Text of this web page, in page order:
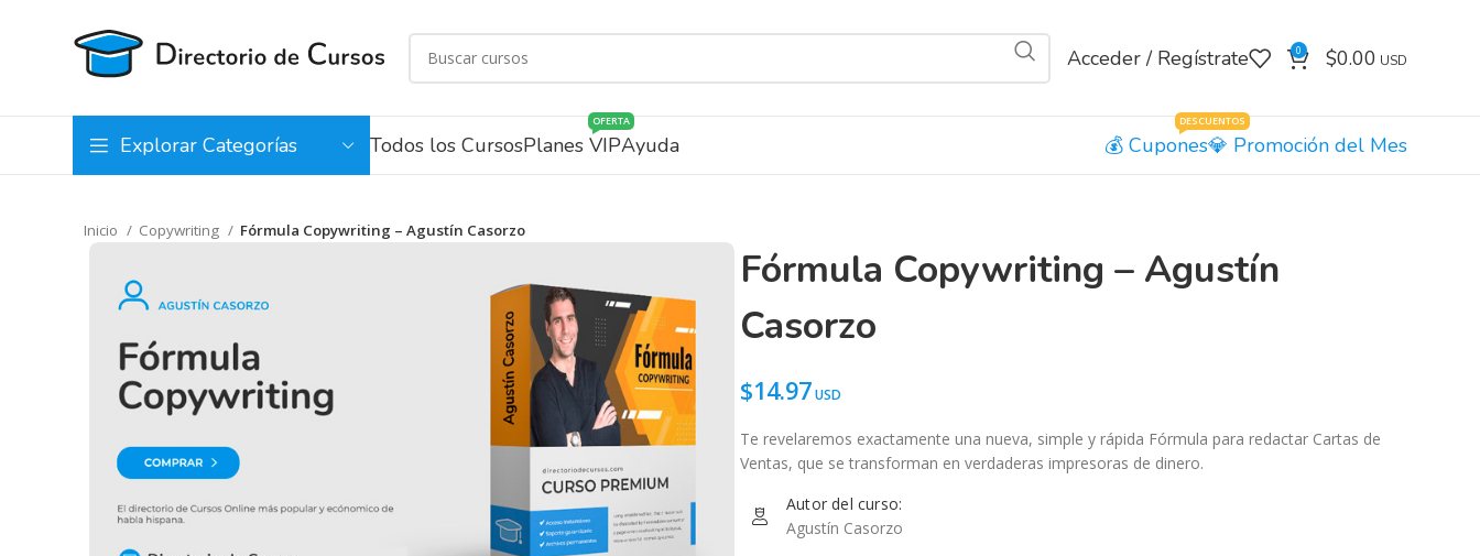
Acceder / Regístrate 0 $0.00
Explorar Categorías Todos los CursosPlanes VIP
OFERTA
Ayuda Cupones
DESCUENTOS
Promoción del Mes
Inicio Copywriting Fórmula Copywriting – Agustín Casorzo
Fórmula Copywriting – Agustín
Casorzo
$14.97
Te revelaremos exactamente una nueva, simple y rápida Fórmula para redactar Cartas de
Ventas, que se transforman en verdaderas impresoras de dinero.
Autor del curso:
Agustín Casorzo